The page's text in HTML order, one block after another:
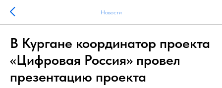
Новости
В Кургане координатор проекта
«Цифровая Россия» провел
презентацию проекта